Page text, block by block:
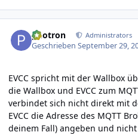
photron Administrators
GeschriebenSeptember 29,
EVCC spricht mit der Wallbox
die Wallbox und EVCC zum
verbindet sich nicht direkt mit
EVCC die Adresse des MQTT
deinem Fall) angeben und